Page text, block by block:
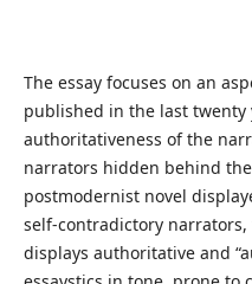
The essay focuses on an
published in the last twenty
authoritativeness of the
narrators hidden behind
postmodernist novel
self-contradictory
displays authoritative and